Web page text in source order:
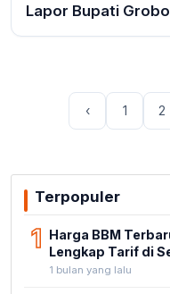
Lapor Bupati
‹ 1 2
Terpopuler
1 Harga BBM
Lengkap Tarif di
1 bulan yang lalu